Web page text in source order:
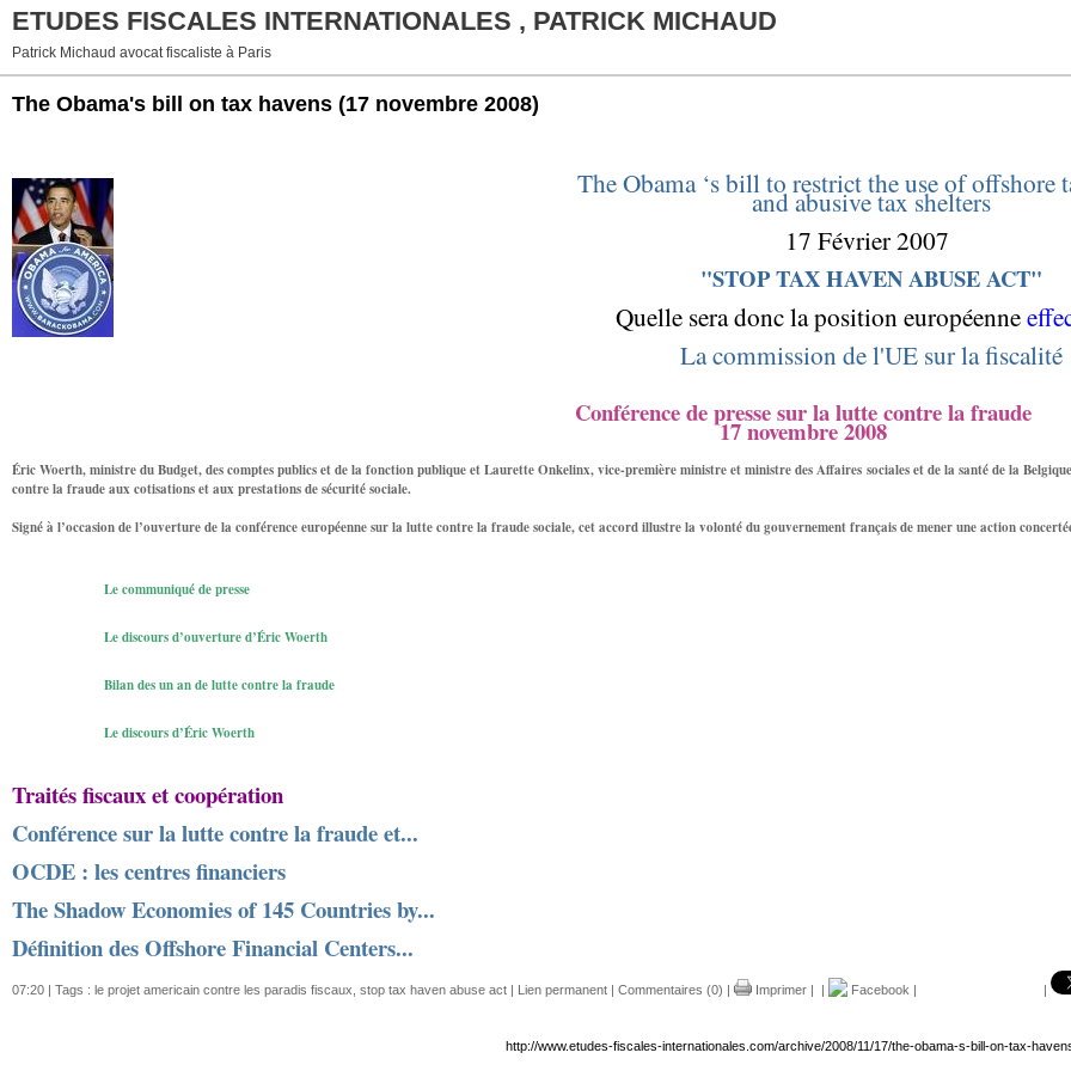
ETUDES FISCALES INTERNATIONALES , PATRICK MICHAUD
Patrick Michaud avocat fiscaliste à Paris
The Obama's bill on tax havens (17 novembre 2008)
The Obama ‘s bill to restrict the use of offshore
and abusive tax shelters
17 Février 2007
"STOP TAX HAVEN ABUSE ACT"
Quelle sera donc la position européenne
La commission de l'UE sur la fiscalité
Conférence de presse sur la lutte contre la fraude
17 novembre 2008
Éric Woerth, ministre du Budget, des comptes publics et de la fonction publique et Laurette Onkelinx, vice-première ministre et ministre des Affaires sociales et de la santé de la
contre la fraude aux cotisations et aux prestations de sécurité sociale.
Signé à l’occasion de l’ouverture de la conférence européenne sur la lutte contre la fraude sociale, cet accord illustre la volonté du gouvernement français de mener une action
Le communiqué de presse
Le discours d’ouverture d’Éric Woerth
Bilan des un an de lutte contre la fraude
Le discours d’Éric Woerth
Traités fiscaux et coopération
Conférence sur la lutte contre la fraude et...
OCDE : les centres financiers
The Shadow Economies of 145 Countries by...
Définition des Offshore Financial Centers...
07:20 | Tags : le projet americain contre les paradis fiscaux stop tax haven abuse act | Lien permanent | Commentaires (0) | Imprimer | | Facebook | |
http://www.etudes-fiscales-internationales.com/archive/2008/11/17/the-obama-s-bill-on-tax-